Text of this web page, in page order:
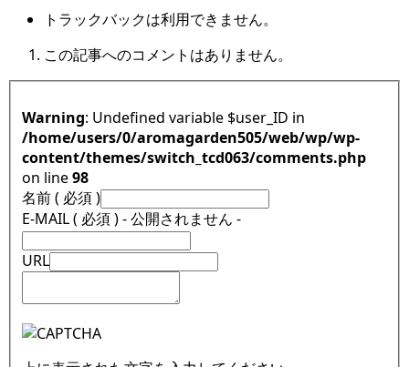
トラックバックは利用できません。
この記事へのコメントはありません。
Warning : Undefined variable $user_ID in
/home/users/0/aromagarden505/web/wp/wp-
content/themes/switch_tcd063/comments.php
on line98
名前 ( 必須 )
E-MAIL ( 必須 ) - 公開されません -
URL